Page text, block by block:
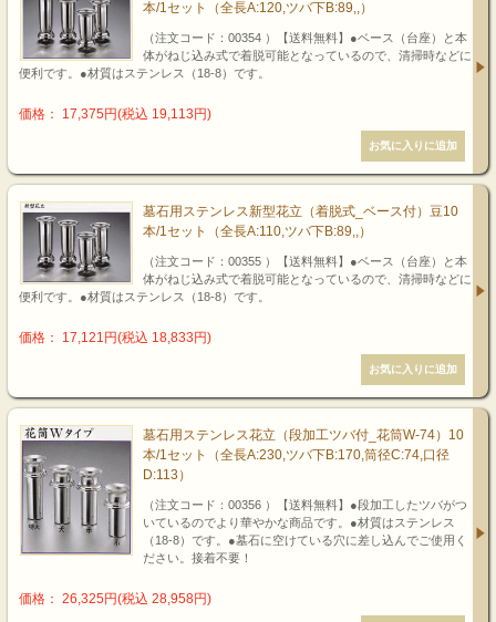
本/1セット（全長A:120,ツバ下B:89,,）
（注文コード：00354 ）【送料無料】●ベース（台座）と本
体がねじ込み式で着脱可能となっているので、清掃時などに
便利です。●材質はステンレス（18-8）です。
価格： 17,375円(税込 19,113円)
墓石用ステンレス新型花立（着脱式_ベース付）豆10
本/1セット（全長A:110,ツバ下B:89,,）
（注文コード：00355 ）【送料無料】●ベース（台座）と本
体がねじ込み式で着脱可能となっているので、清掃時などに
便利です。●材質はステンレス（18-8）です。
価格： 17,121円(税込 18,833円)
墓石用ステンレス花立（段加工ツバ付_花筒W-74）10
本/1セット（全長A:230,ツバ下B:170,筒径C:74,口径
D:113）
（注文コード：00356 ）【送料無料】●段加工したツバがつ
いているのでより華やかな商品です。●材質はステンレス
（18-8）です。●墓石に空けている穴に差し込んでご使用く
ださい。接着不要！
価格： 26,325円(税込 28,958円)